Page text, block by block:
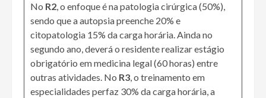
No R2, o enfoque é na patologia cirúrgica (50%),
sendo que a autopsia preenche 20% e
citopatologia 15% da carga horária. Ainda no
segundo ano, deverá o residente realizar estágio
obrigatório em medicina legal (60 horas) entre
outras atividades. No R3, o treinamento em
especialidades perfaz 30% da carga horária, a